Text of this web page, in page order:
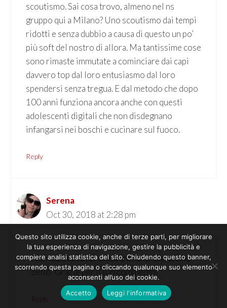
scoutismo. Sai cosa trovo, almeno nel ns
gruppo qui a Milano? Uno scoutismo dai tempi
ridotti e senza dubbio a causa di questo un po’
più soft del nostro di allora. Ma tantissime cose
sono rimaste immutate a cominciare dai capi
davvero top dal loro entusiasmo dal loro
spendersi senza tregua. E dal metodo che dopo
100 anni funziona ancora anche con questi
adolescenti digitali che non disdegnano
infangarsi nei boschi e cucinare sul fuoco.
Reply
Serena
Oct 30, 2018 at 2:28 pm
Non sapevo fossi scout anche tu Clara. Che
bello! Grazie per il tuo commento.
Reply
Questo sito utilizza cookie, anche di terze parti, per migliorare
la tua esperienza di navigazione, gestire la pubblicità e
compiere analisi statistica del sito. Chiudendo questo banner,
scorrendo questa pagina o cliccando qualunque suo elemento
acconsenti all’uso dei cookie.
Accetto
Leggi l'informativa